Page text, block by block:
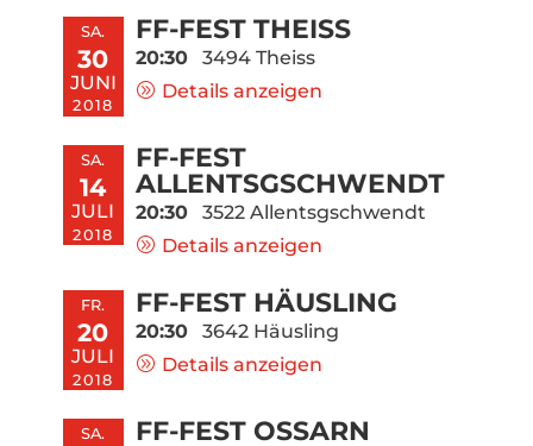
SA.
30
JUNI
2018
FF-FEST THEISS
20:30
3494 Theiss
Details anzeigen
SA.
14
JULI
2018
FF-FEST
ALLENTSGSCHWENDT
20:30
3522 Allentsgschwendt
Details anzeigen
FR.
20
JULI
2018
FF-FEST HÄUSLING
20:30
3642 Häusling
Details anzeigen
SA. FF-FEST OSSARN